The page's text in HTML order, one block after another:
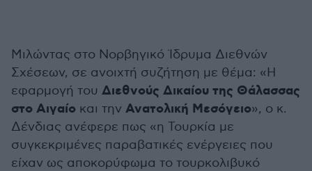
Μιλώντας στο Νορβηγικό Ίδρυμα Διεθνών
Σχέσεων, σε ανοιχτή συζήτηση με θέμα: «Η
εφαρμογή του Διεθνούς Δικαίου της Θάλασσας
στο Αιγαίο και την Ανατολική Μεσόγειο», ο κ.
Δένδιας ανέφερε πως «η Τουρκία με
συγκεκριμένες παραβατικές ενέργειες που
είχαν ως αποκορύφωμα το τουρκολιβυκό